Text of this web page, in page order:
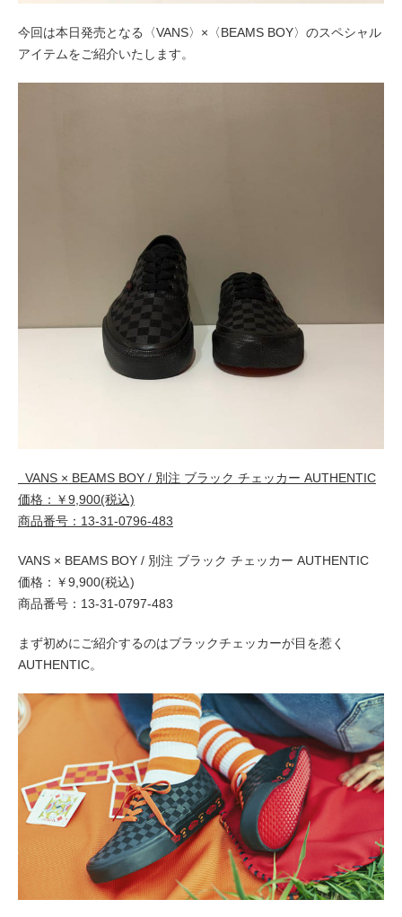
今回は本日発売となる〈VANS〉×〈BEAMS BOY〉のスペシャル
アイテムをご紹介いたします。
VANS × BEAMS BOY / 別注 ブラック チェッカー AUTHENTIC
価格：￥9,900(税込)
商品番号：13-31-0796-483
VANS × BEAMS BOY / 別注 ブラック チェッカー AUTHENTIC
価格：￥9,900(税込)
商品番号：13-31-0797-483
まず初めにご紹介するのはブラックチェッカーが目を惹く
AUTHENTIC。